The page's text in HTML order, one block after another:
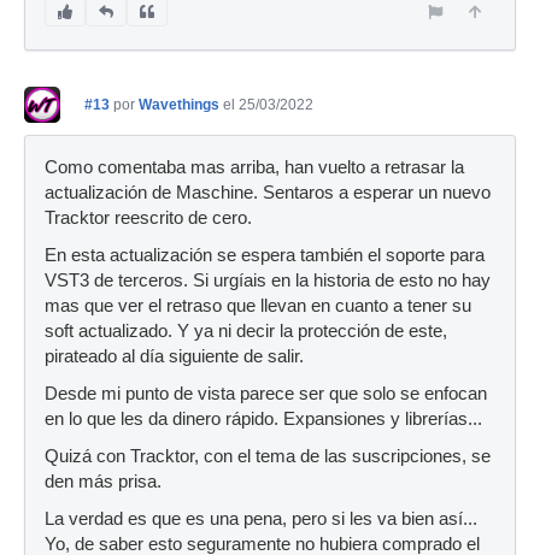
#13 por Wavethings el 25/03/2022
Como comentaba mas arriba, han vuelto a retrasar la
actualización de Maschine. Sentaros a esperar un nuevo
Tracktor reescrito de cero.
En esta actualización se espera también el soporte para
VST3 de terceros. Si urgíais en la historia de esto no hay
mas que ver el retraso que llevan en cuanto a tener su
soft actualizado. Y ya ni decir la protección de este,
pirateado al día siguiente de salir.
Desde mi punto de vista parece ser que solo se enfocan
en lo que les da dinero rápido. Expansiones y librerías...
Quizá con Tracktor, con el tema de las suscripciones, se
den más prisa.
La verdad es que es una pena, pero si les va bien así...
Yo, de saber esto seguramente no hubiera comprado el